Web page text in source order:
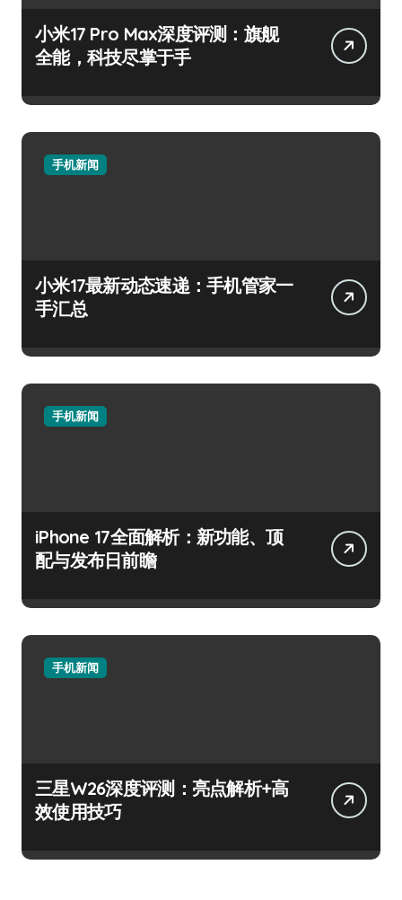
小米17 Pro Max深度评测：旗舰
全能，科技尽掌于手
手机新闻
小米17最新动态速递：手机管家一
手汇总
手机新闻
iPhone 17全面解析：新功能、顶
配与发布日前瞻
手机新闻
三星W26深度评测：亮点解析+高
效使用技巧